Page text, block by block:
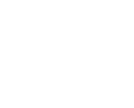
produktų.